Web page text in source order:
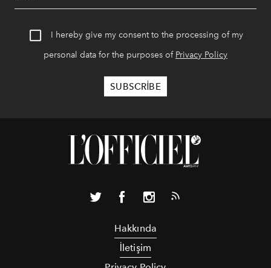
I hereby give my consent to the processing of my
personal data for the purposes of Privacy Policy
Hakkında
İletişim